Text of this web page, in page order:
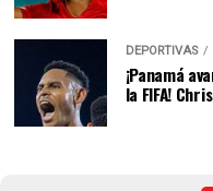
DEPORTIVAS
¡Panamá
la FIFA!